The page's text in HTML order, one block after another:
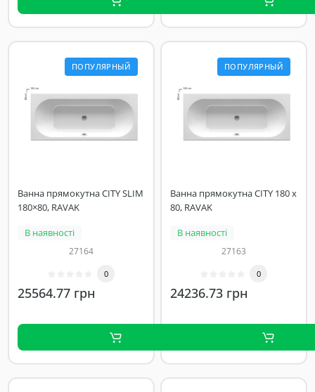
ПОПУЛЯРНЫЙ
Ванна прямокутна CITY SLIM
180×80, RAVAK
В наявності
27164
0
25564.77 грн
ПОПУЛЯРНЫЙ
Ванна прямокутна CITY 180 x
80, RAVAK
В наявності
27163
0
24236.73 грн